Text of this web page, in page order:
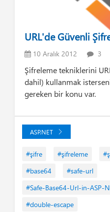
URL'de Güvenli
10 Aralık 2012 3
Şifreleme tekniklerini
dahil) kullanmak
gereken bir konu var.
ASP.NET
#şifre #şifreleme
#base64
#safe-url
#Safe-Base64-Url-in-ASP-
#double-escape